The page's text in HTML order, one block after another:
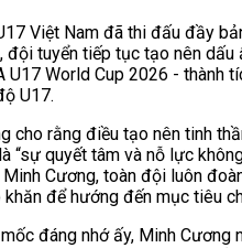
Việt Nam đã thi đấu đầy
tuyển tiếp tục tạo nên dấu
U17 World Cup 2026 - thành
U17.
cho rằng điều tạo nên tinh
“sự quyết tâm và nỗ lực
Cương, toàn đội luôn
để hướng đến mục tiêu
đáng nhớ ấy, Minh Cương